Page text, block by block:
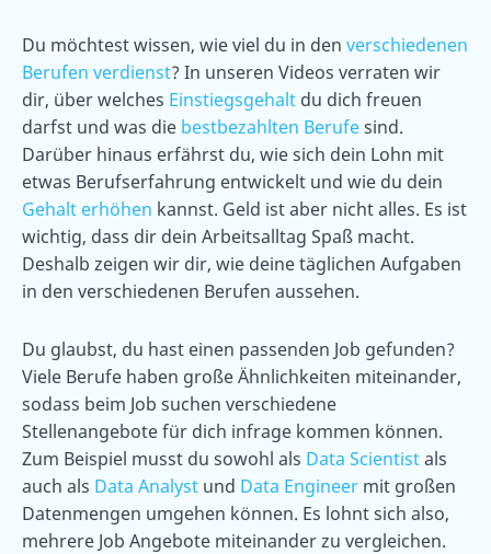
Du möchtest wissen, wie viel du in den verschiedenen
Berufen verdienst? In unseren Videos verraten wir
dir, über welches Einstiegsgehalt du dich freuen
darfst und was die bestbezahlten Berufesind.
Darüber hinaus erfährst du, wie sich dein Lohn mit
etwas Berufserfahrung entwickelt und wie du dein
Gehalt erhöhen kannst. Geld ist aber nicht alles. Es ist
wichtig, dass dir dein Arbeitsalltag Spaß macht.
Deshalb zeigen wir dir, wie deine täglichen Aufgaben
in den verschiedenen Berufen aussehen.
Du glaubst, du hast einen passenden Job gefunden?
Viele Berufe haben große Ähnlichkeiten miteinander,
sodass beim Job suchen verschiedene
Stellenangebote für dich infrage kommen können.
Zum Beispiel musst du sowohl als Data Scientistals
auch als Data Analyst und Data Engineer mit großen
Datenmengen umgehen können. Es lohnt sich also,
mehrere Job Angebote miteinander zu vergleichen.